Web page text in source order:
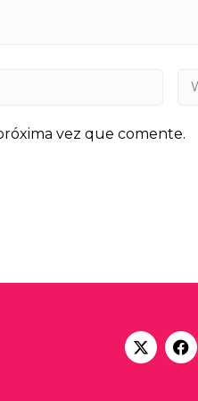
vez que comente.